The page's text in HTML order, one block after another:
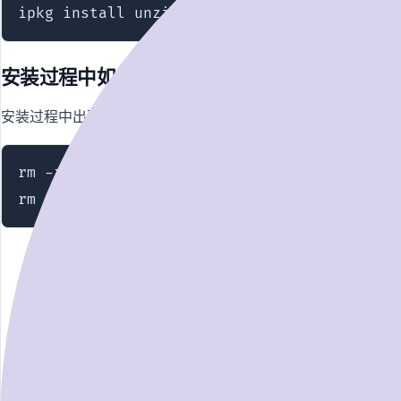
ipkg install unzip
安装过程中如果有报错请看下面没有的话就忽
安装过程中出现以下报错请执行
rm -rf /volume1/@optware
rm -rf /usr/lib/ipkg